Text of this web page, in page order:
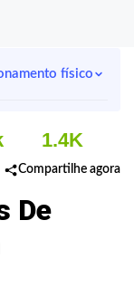
físico
1.4K
Compartilhe agora
De